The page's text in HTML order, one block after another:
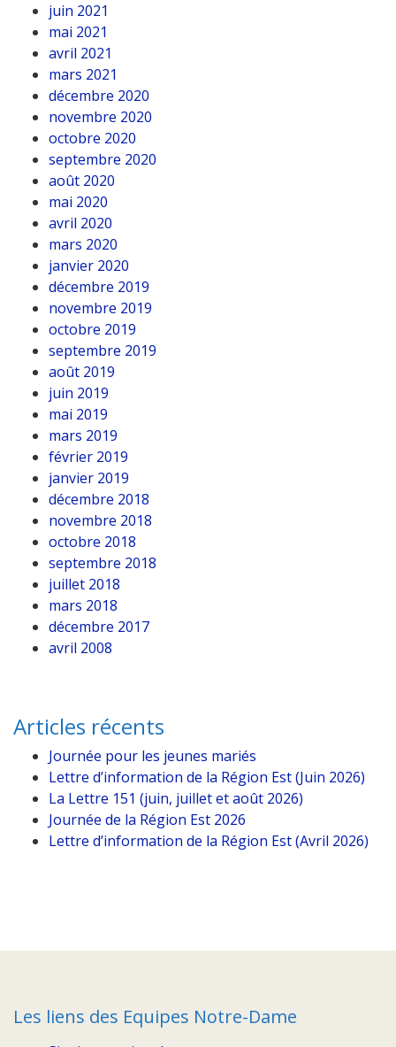
juin 2021
mai 2021
avril 2021
mars 2021
décembre 2020
novembre 2020
octobre 2020
septembre 2020
août 2020
mai 2020
avril 2020
mars 2020
janvier 2020
décembre 2019
novembre 2019
octobre 2019
septembre 2019
août 2019
juin 2019
mai 2019
mars 2019
février 2019
janvier 2019
décembre 2018
novembre 2018
octobre 2018
septembre 2018
juillet 2018
mars 2018
décembre 2017
avril 2008
Articles récents
Journée pour les jeunes mariés
Lettre d’information de la Région Est (Juin 2026)
La Lettre 151 (juin, juillet et août 2026)
Journée de la Région Est 2026
Lettre d’information de la Région Est (Avril 2026)
Les liens des Equipes Notre-Dame